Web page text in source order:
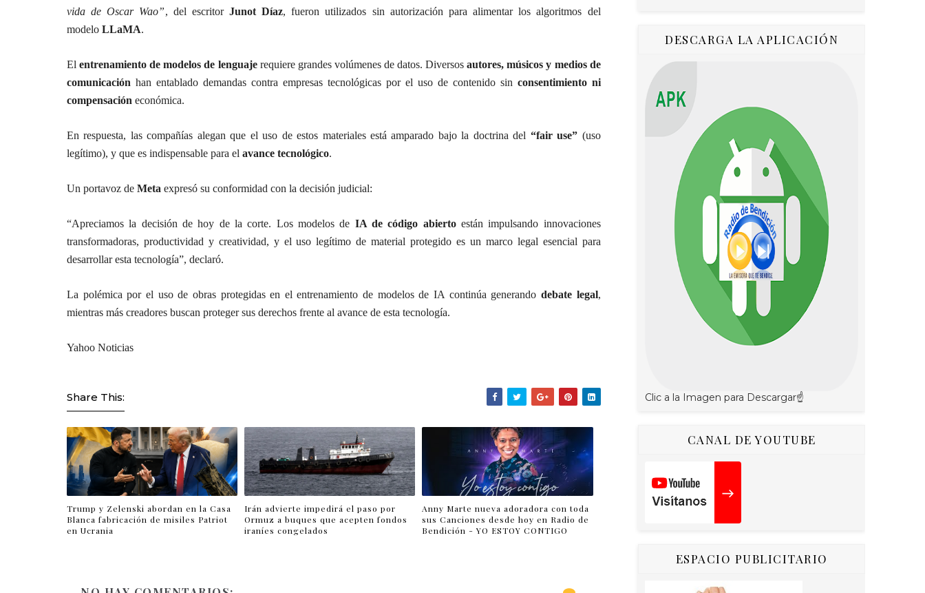
vida de Oscar Wao”, del escritor Junot Díaz, fueron utilizados sin autorización para alimentar los algoritmos del
modelo LLaMA.
Elentrenamiento de modelos de lenguajerequiere grandes volúmenes de datos. Diversosautores, músicos y medios de
comunicación han entablado demandas contra empresas tecnológicas por el uso de contenido sin consentimiento ni
compensación económica.
En respuesta, las compañías alegan que el uso de estos materiales está amparado bajo la doctrina del “fair use” (uso
legítimo), y que es indispensable para el avance tecnológico.
Un portavoz de Meta expresó su conformidad con la decisión judicial:
“Apreciamos la decisión de hoy de la corte. Los modelos de IA de código abiertoestán impulsando innovaciones
transformadoras, productividad y creatividad, y el uso legítimo de material protegido es un marco legal esencial para
desarrollar esta tecnología”, declaró.
La polémica por el uso de obras protegidas en el entrenamiento de modelos de IA continúa generando debate legal,
mientras más creadores buscan proteger sus derechos frente al avance de esta tecnología.
Yahoo Noticias
Share This:
Trump y Zelenski abordan en la Casa
Blanca fabricación de misiles Patriot
en Ucrania
Irán advierte impedirá el paso por
Ormuz a buques que acepten fondos
iraníes congelados
Anny Marte nueva adoradora con toda
sus Canciones desde hoy en Radio de
Bendición - YO ESTOY CONTIGO
DESCARGA LA APLICACIÓN
Clic a la Imagen para Descargar☝
CANAL DE YOUTUBE
ESPACIO PUBLICITARIO